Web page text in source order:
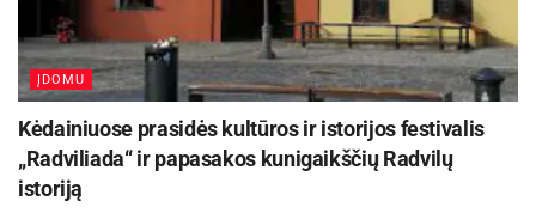
ĮDOMU
Kėdainiuose prasidės kultūros ir istorijos festivalis
„Radviliada“ ir papasakos kunigaikščių Radvilų
istoriją